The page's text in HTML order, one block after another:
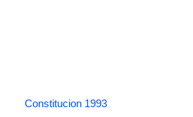
Constitucion 1993